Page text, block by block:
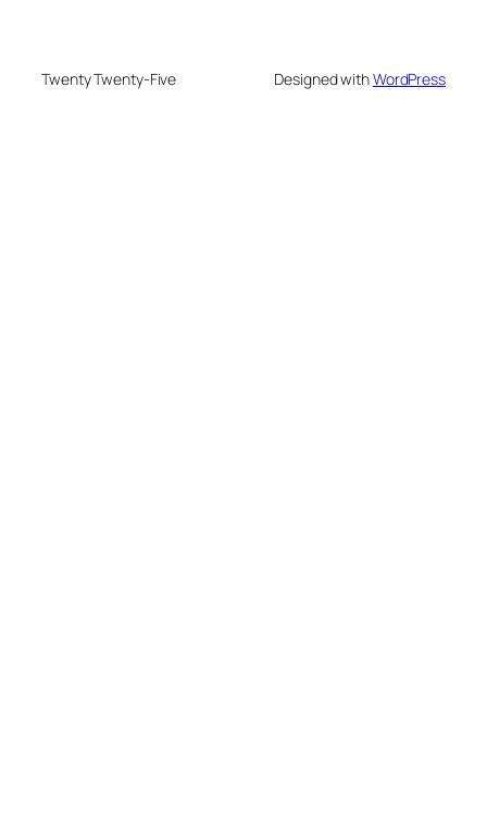
Twenty Twenty-Five Designed withWordPress